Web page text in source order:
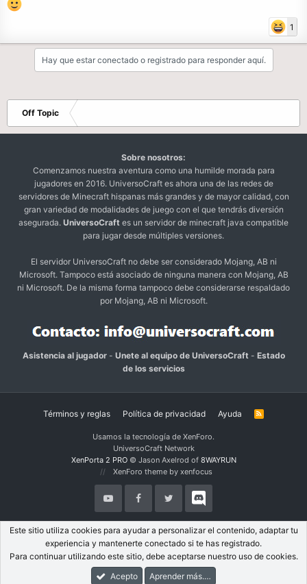
1
Hay que estar conectado o registrado para responder aquí.
Off Topic
Sobre nosotros:
Comenzamos nuestra aventura como una humilde morada para
jugadores en 2016. UniversoCraft es ahora una de las redes de
servidores de Minecraft hispanas más grandes y de mayor calidad, con
gran variedad de modalidades de juego con el que tendrás diversión
asegurada. UniversoCraft es un servidor de minecraft java compatible
para jugar desde múltiples versiones.
El servidor UniversoCraft no debe ser considerado Mojang, AB ni
Microsoft. Tampoco está asociado de ninguna manera con Mojang, AB
ni Microsoft. De la misma forma tampoco debe considerarse respaldado
por Mojang, AB ni Microsoft.
Asistencia al jugador- Unete al equipo de UniversoCraft- Estado
de los servicios
Términos y reglas Política de privacidad Ayuda
R
Usamos la tecnología de XenForo.
UniversoCraft Network
XenPorta 2 PRO© Jason Axelrod of 8WAYRUN
XenForo theme by xenfocus
Este sitio utiliza cookies para ayudar a personalizar el contenido, adaptar tu
experiencia y mantenerte conectado si te has registrado.
Para continuar utilizando este sitio, debe aceptarse nuestro uso de cookies.
Acepto
Aprender más.…